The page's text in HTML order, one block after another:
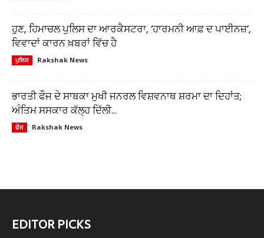
ਹੁਣ, ਹਿਮਾਚਲ ਪੁਲਿਸ ਦਾ ਆਰਕੈਸਟਰਾ, ‘ਹਾਰਮਨੀ ਆਫ਼ ਦ ਪਾਈਨਜ਼’,
ਵਿਵਾਦਾਂ ਕਾਰਨ ਖ਼ਬਰਾਂ ਵਿੱਚ ਹੈ
ਪੁਲਿਸ Rakshak News
ਭਾਰਤੀ ਫੌਜ ਦੇ ਸਾਬਕਾ ਮੁਖੀ ਜਨਰਲ ਵਿਸ਼ਵਨਾਥ ਸ਼ਰਮਾ ਦਾ ਦਿਹਾਂਤ;
ਅੰਤਿਮ ਸਸਕਾਰ ਕੱਲ੍ਹ ਦਿੱਲੀ...
ਫੌਜ Rakshak News
EDITOR PICKS